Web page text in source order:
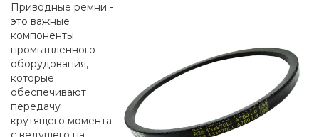
Приводные ремни -
это важные
компоненты
промышленного
оборудования,
которые
обеспечивают
передачу
крутящего момента